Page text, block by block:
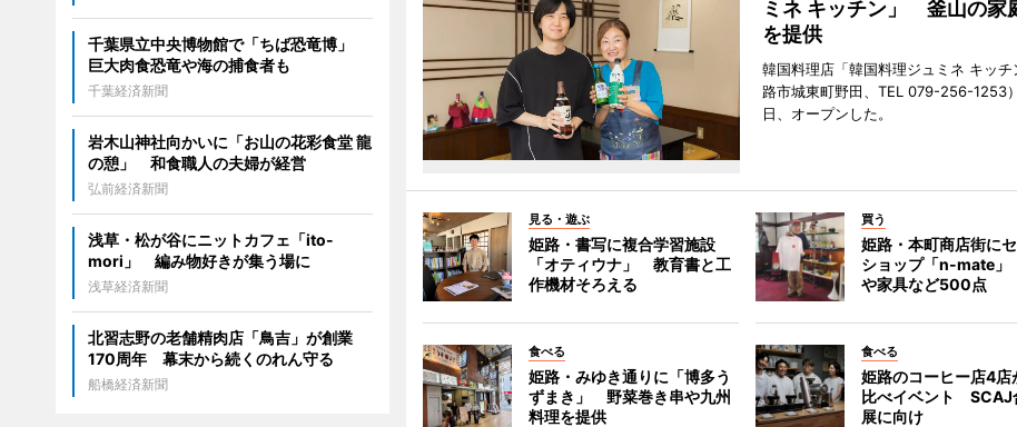
ミネ キッチン」 釜山の家
を提供
韓国料理店「韓国料理ジュミネ キッチ
路市城東町野田、TEL 079-256-1253
日、オープンした。
見る・遊ぶ
姫路・書写に複合学習施設
「オティウナ」 教育書と工
作機材そろえる
買う
姫路・本町商店街に
ショップ「n-mate
や家具など500点
食べる
姫路・みゆき通りに「博多う
ずまき」 野菜巻き串や九州
料理を提供
食べる
姫路のコーヒー店4店
比べイベント SCAJ
展に向け
千葉県立中央博物館で「ちば恐竜博」
巨大肉食恐竜や海の捕食者も
千葉経済新聞
岩木山神社向かいに「お山の花彩食堂 龍
の憩」 和食職人の夫婦が経営
弘前経済新聞
浅草・松が谷にニットカフェ「ito-
mori」 編み物好きが集う場に
浅草経済新聞
北習志野の老舗精肉店「鳥吉」が創業
170周年 幕末から続くのれん守る
船橋経済新聞